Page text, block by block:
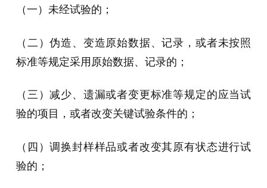
（一）未经试验的；
（二）伪造、变造原始数据、记录，或者未按照
标准等规定采用原始数据、记录的；
（三）减少、遗漏或者变更标准等规定的应当试
验的项目，或者改变关键试验条件的；
（四）调换封样样品或者改变其原有状态进行试
验的；